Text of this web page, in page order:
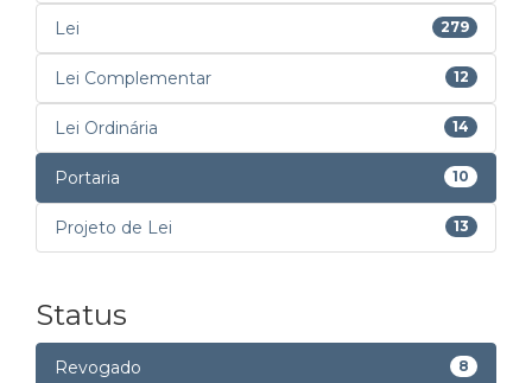
Lei 279
Lei Complementar 12
Lei Ordinária 14
Portaria 10
Projeto de Lei 13
Status
Revogado 8